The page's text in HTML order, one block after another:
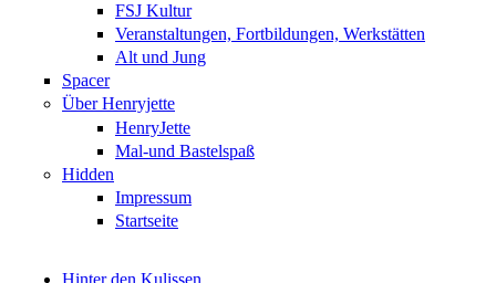
FSJ Kultur
Veranstaltungen, Fortbildungen, Werkstätten
Alt und Jung
Spacer
Über Henryjette
HenryJette
Mal-und Bastelspaß
Hidden
Impressum
Startseite